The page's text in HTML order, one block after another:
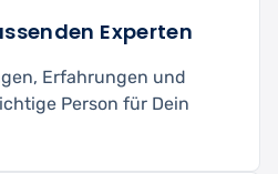
Experten
Erfahrungen und
Person für Dein